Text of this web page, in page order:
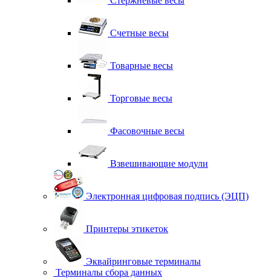
Счетные весы
Товарные весы
Торговые весы
Фасовочные весы
Взвешивающие модули
Электронная цифровая подпись (ЭЦП)
Принтеры этикеток
Эквайринговые терминалы
Терминалы сбора данных